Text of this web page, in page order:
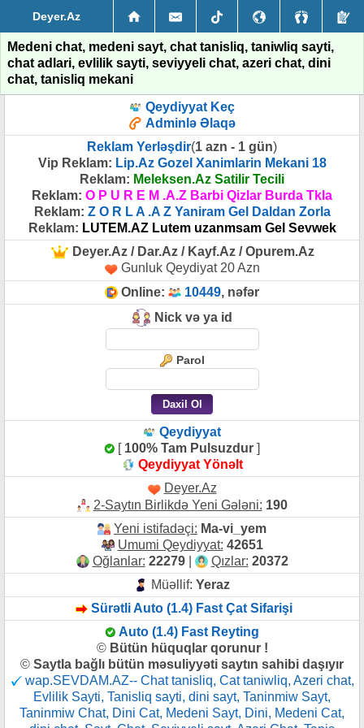
Deyer.Az
Medeni chat, medeni sayt, chat tanisliq, taniwliq sayti,
chat adlari, evlilik sayti, seviyyeli chat, azeri chat, dini
chat, tanisliq mekani
Qeydiyyat Keç
Adminlə Əlaqə
Reklam Yerləşdir(1 azn - 1 gün)
Vip Reklam: Lip.Az Gozel Xanimlarin Mekani 18
Reklam: Meleksen.Az Satilir Tecili
Reklam: O P U R E M .A.Z Barbi Qizlar Burda Tkla
Reklam: Z O R L A .A Z Yaniram Gel Daldan Zorla
Reklam: LUTEM.AZ Lutem uzanmsam Gel Sevwek
Deyer.Az / Dar.Az / Kayf.Az / Opurem.Az
Gunluk Qeydiyat 20 Azn
Online:
10449, nəfər
Nick və ya id
Parol
Qeydiyyat
[ 100% Tam Pulsuzdur ]
Qeydiyyat Yönəlt
Deyer.Az
2-Saytın Birlikdə Yeni Gələni: 190
Yeni istifadəçi: Ma-vi_yem
Umumi Qeydiyyat: 42651
Oğlanlar: 22279| Qızlar: 20372
Müəllif: Yeraz
Sürətli Auto (1.4) Fast Çat Sifarişi
Auto (1.4) Fast Reyting
© Bütün hüquqlar qorunur !
© Saytla bağlı bütün məsuliyyəti saytın sahibi daşıyır
wap.SEVDAM.AZ-- Chat tanisliq, Cat taniwliq, Azeri chat,
Evlilik Sayti, Tanisliq sayti, dini sayt, Taninmiw Sayt,
Taninmiw Chat, Dini Cat, Medeni Sayt, Dini, Medeni Cat,